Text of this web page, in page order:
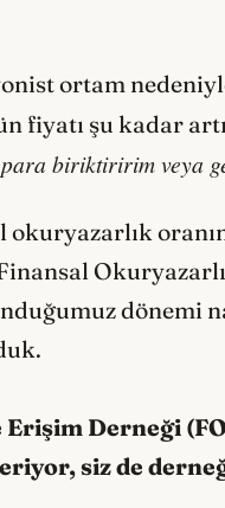
ortam
fiyatı şu kadar
biriktiririm veya
okuryazarlık
dönemi
Erişim Derneği
siz de